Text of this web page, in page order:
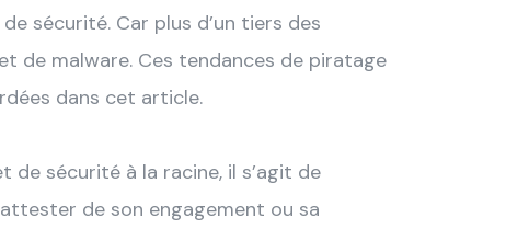
sécurité. Car plus d’un tiers des
de malware. Ces tendances de piratage
dans cet article.
sécurité à la racine, il s’agit de
de son engagement ou sa